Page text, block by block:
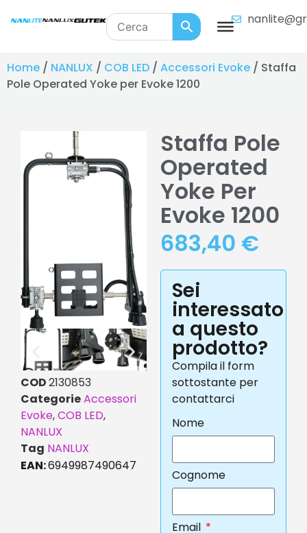
Home / NANLUX / COB LED / Accessori Evoke / Staffa
Pole Operated Yoke per Evoke 1200
COD2130853
CategorieAccessori
Evoke,COB LED,
NANLUX
Tag NANLUX
EAN:6949987490647
Staffa Pole
Operated
Yoke Per
Evoke 1200
683,40 €
Sei
interessato
a questo
prodotto?
Compila il form
sottostante per
contattarci
Nome
Cognome
Email